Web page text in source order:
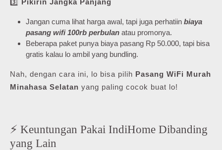
Jangan cuma lihat harga awal, tapi juga perhatiin biaya
pasang wifi 100rb perbulan atau promonya.
Beberapa paket punya biaya pasang Rp 50.000, tapi bisa
gratis kalau lo ambil yang bundling.
Nah, dengan cara ini, lo bisa pilih Pasang WiFi Murah
Minahasa Selatan yang paling cocok buat lo!
⚡ Keuntungan Pakai IndiHome Dibanding
yang Lain